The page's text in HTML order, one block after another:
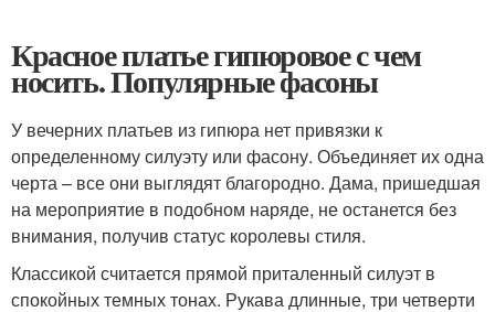
Красное платье гипюровое с чем
носить. Популярные фасоны
У вечерних платьев из гипюра нет привязки к
определенному силуэту или фасону. Объединяет их одна
черта – все они выглядят благородно. Дама, пришедшая
на мероприятие в подобном наряде, не останется без
внимания, получив статус королевы стиля.
Классикой считается прямой приталенный силуэт в
спокойных темных тонах. Рукава длинные, три четверти